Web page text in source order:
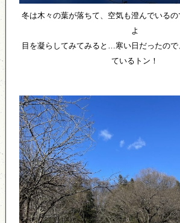
冬は木々の葉が落ちて、空気も澄んでいる
よ
目を凝らしてみてみると…寒い日だったので
ているトン！